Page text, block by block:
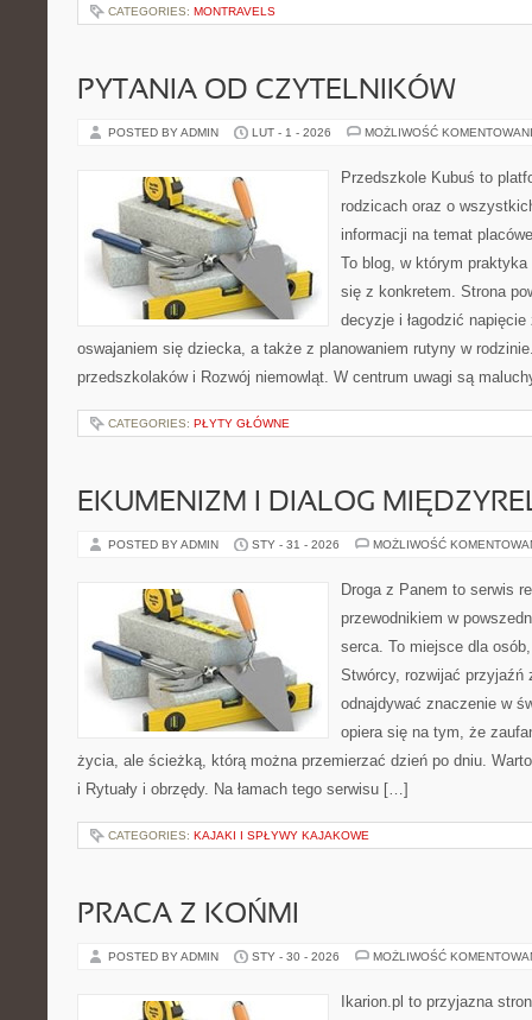
CATEGORIES: MONTRAVELS
PYTANIA OD CZYTELNIKÓW
POSTED BY ADMIN LUT - 1 - 2026 MOŻLIWOŚĆ
Przedszkole Kubuś to
rodzicach oraz o
informacji na temat
To blog, w którym
się z konkretem. Strona
decyzje i łagodzić
oswajaniem się dziecka, a także z planowaniem rutyny w
przedszkolaków i Rozwój niemowląt. W centrum uwagi są
CATEGORIES: PŁYTY GŁÓWNE
EKUMENIZM I DIALOG
POSTED BY ADMIN STY - 31 - 2026 MOŻLIWOŚĆ
Droga z Panem to serwis
przewodnikiem w
serca. To miejsce dla
Stwórcy, rozwijać przyjaźń
odnajdywać znaczenie w
opiera się na tym, że
życia, ale ścieżką, którą można przemierzać dzień po dniu.
i Rytuały i obrzędy. Na łamach tego serwisu […]
CATEGORIES: KAJAKI I SPŁYWY KAJAKOWE
PRACA Z KOŃMI
POSTED BY ADMIN STY - 30 - 2026 MOŻLIWOŚĆ
Ikarion.pl to przyjazna